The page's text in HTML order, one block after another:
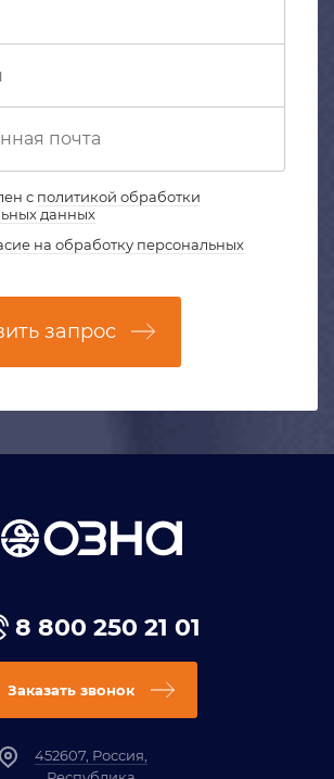
с политикой обработки
данных
на обработку персональных
запрос
8 800 250 21 01
Заказать звонок
452607, Россия,